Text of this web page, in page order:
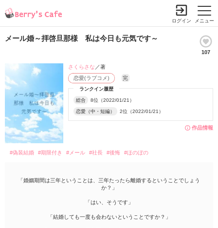
メニュー
ログイン
メール婚～拝啓旦那様 私は今日も元気です～
107
作品情報
ランクイン履歴
総合 8位（2022/01/21）
恋愛（中・短編） 2位（2022/01/21）
恋愛(ラブコメ) 完
さくらさな ／著
#偽装結婚 #期限付き #メール #社長 #後悔 #ほのぼの
「婚姻期間は三年ということは、三年たったら離婚するということでしょう
か？」
「はい、そうです」
「結婚しても一度も会わないということですか？」